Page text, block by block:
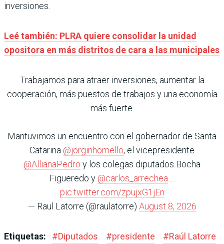
inversiones.
Leé también: PLRA quiere consolidar la unidad
opositora en más distritos de cara a las municipales
Trabajamos para atraer inversiones, aumentar la
cooperación, más puestos de trabajos y una economía
más fuerte.
Mantuvimos un encuentro con el gobernador de Santa
Catarina @jorginhomello, el vicepresidente
@AllianaPedro y los colegas diputados Bocha
Figueredo y @carlos_arrechea.…
pic.twitter.com/zpujxG1jEn
— Raul Latorre (@raulatorre) August 8, 2026
Etiquetas: #Diputados #presidente #Raúl Latorre